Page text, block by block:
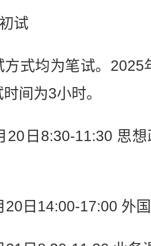
试
均为笔试。2025
间为3小时。
日8:30-11:30 思想
日14:00-17:00 外